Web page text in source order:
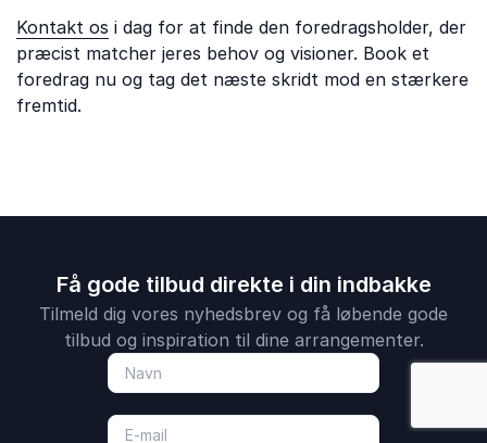
Kontakt os i dag for at finde den foredragsholder, der
præcist matcher jeres behov og visioner. Book et
foredrag nu og tag det næste skridt mod en stærkere
fremtid.
: Arbejdsmiljø
Få gode tilbud direkte i din indbakke
Tilmeld dig vores nyhedsbrev og få løbende gode
tilbud og inspiration til dine arrangementer.